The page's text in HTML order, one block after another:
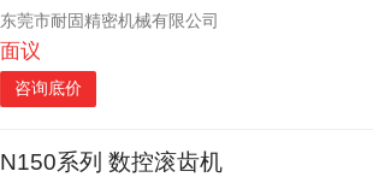
东莞市耐固精密机械有限公司
面议
咨询底价
N150系列 数控滚齿机